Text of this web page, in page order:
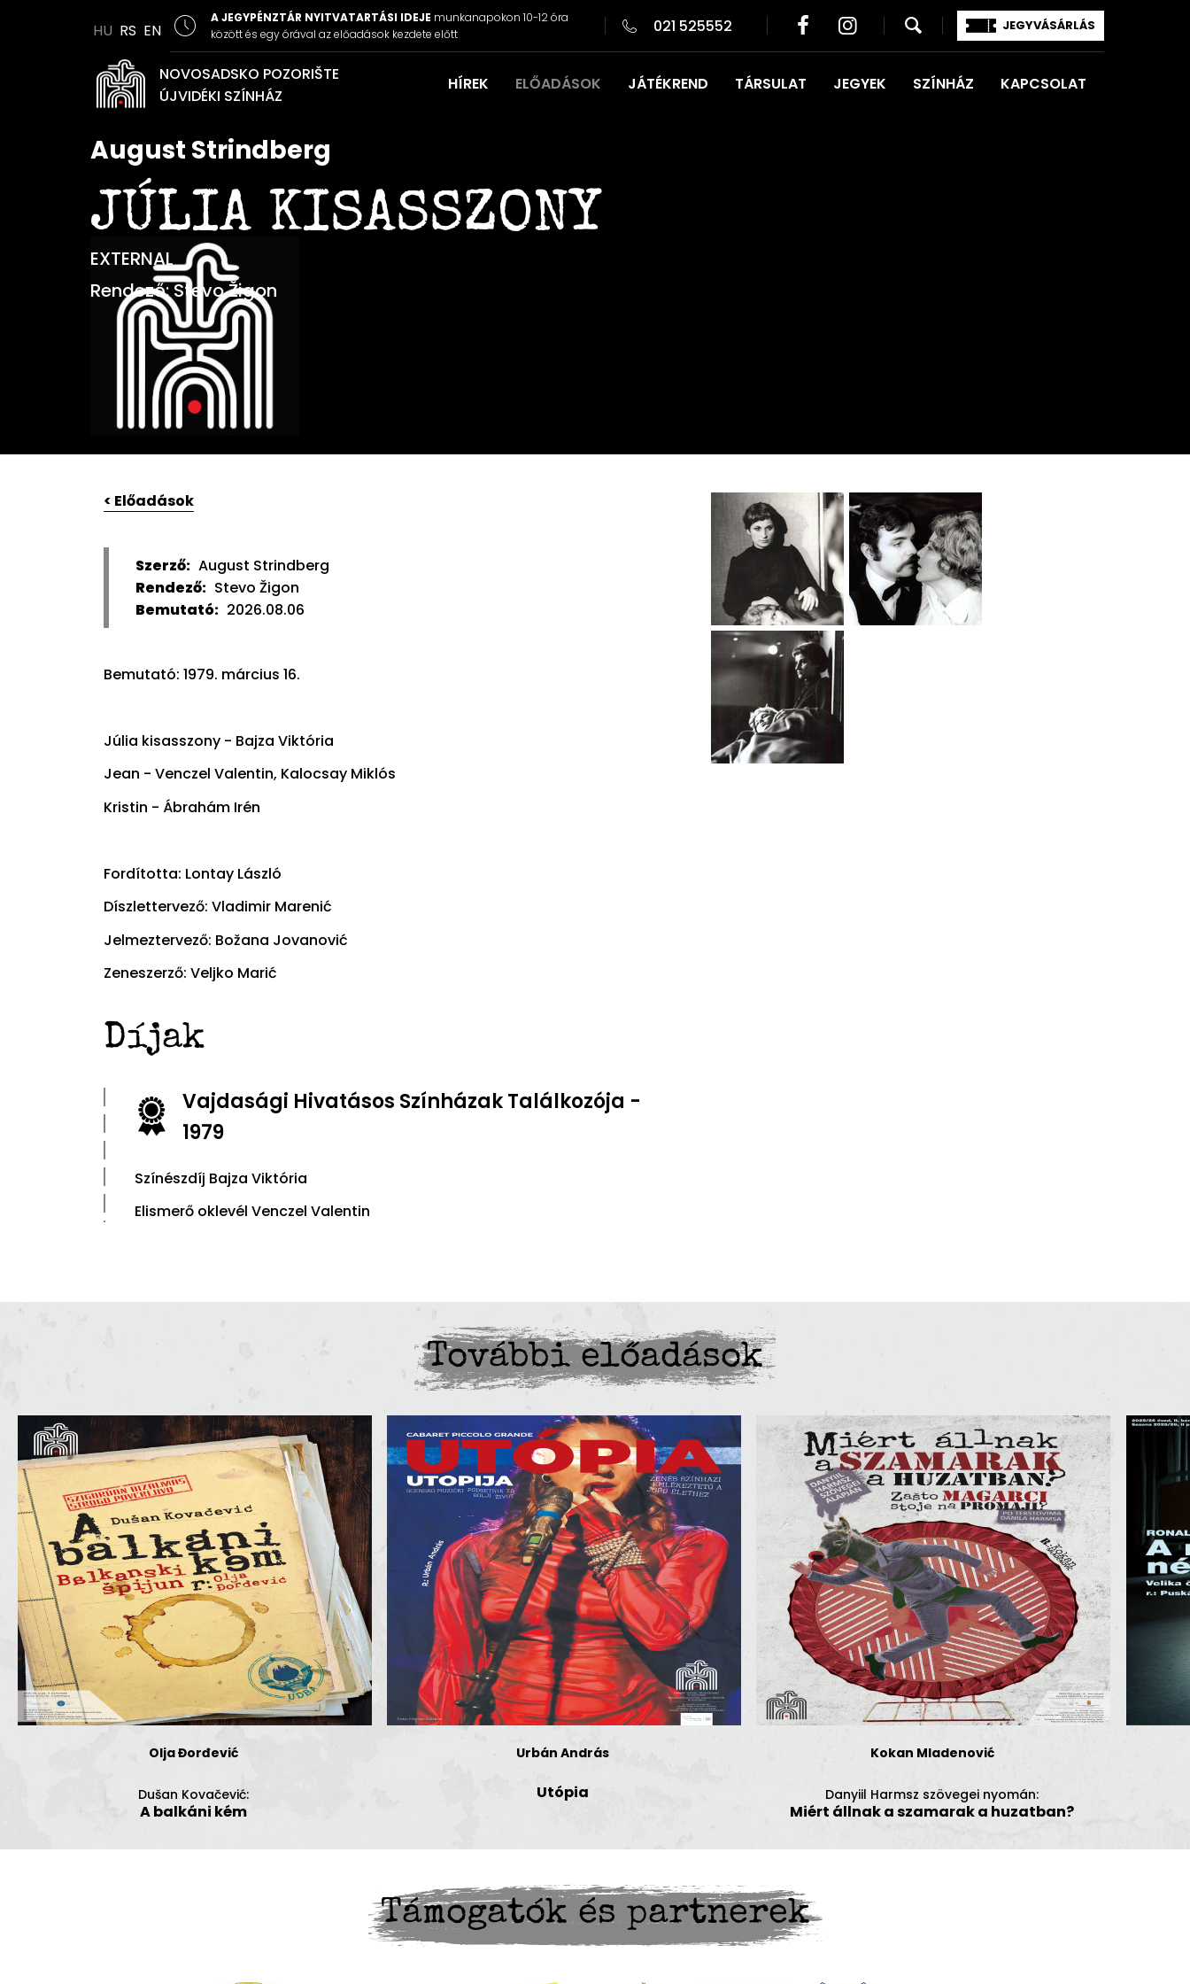
HU RS EN
A JEGYPÉNZTÁR NYITVATARTÁSI IDEJE munkanapokon 10-12 óra
között és egy órával az előadások kezdete előtt
021 525552 JEGYVÁSÁRLÁS
NOVOSADSKO POZORIŠTE
ÚJVIDÉKI SZÍNHÁZ
HÍREK ELŐADÁSOK JÁTÉKREND TÁRSULAT JEGYEK SZÍNHÁZ KAPCSOLAT
August Strindberg
JÚLIA KISASSZONY
EXTERNAL
Rendező: Stevo Žigon
< Előadások
Szerző: August Strindberg
Rendező: Stevo Žigon
Bemutató: 2026.08.06
Bemutató: 1979. március 16.
Júlia kisasszony - Bajza Viktória
Jean - Venczel Valentin, Kalocsay Miklós
Kristin - Ábrahám Irén
Fordította: Lontay László
Díszlettervező: Vladimir Marenić
Jelmeztervező: Božana Jovanović
Zeneszerző: Veljko Marić
Díjak
Vajdasági Hivatásos Színházak Találkozója -
1979
Színészdíj Bajza Viktória
Elismerő oklevél Venczel Valentin
További előadások
Olja Đorđević
Dušan Kovačević:
A balkáni kém
Urbán András
Utópia
Kokan Mladenović
Danyiil Harmsz szövegei nyomán:
Miért állnak a szamarak a huzatban?
Támogatók és partnerek